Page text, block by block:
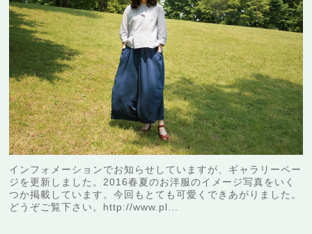
インフォメーションでお知らせしていますが、ギャラリーペー
ジを更新しました。2016春夏のお洋服のイメージ写真をいく
つか掲載しています。今回もとても可愛くできあがりました。
どうぞご覧下さい。http://www.pl...